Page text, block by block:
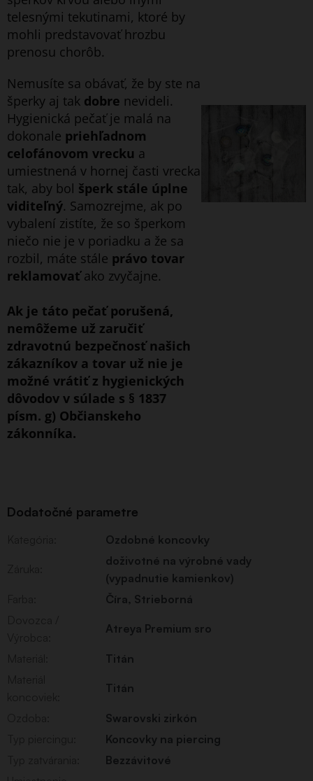
telesnými tekutinami, ktoré by
mohli predstavovať hrozbu
prenosu chorôb.
Nemusíte sa obávať, že by ste na
šperky aj tak dobre nevideli.
Hygienická pečať je malá na
dokonale priehľadnom
celofánovom vrecku a
umiestnená v hornej časti vrecka
tak, aby bol šperk stále úplne
viditeľný. Samozrejme, ak po
vybalení zistíte, že so šperkom
niečo nie je v poriadku a že sa
rozbil, máte stále právo tovar
reklamovaťako zvyčajne.
Ak je táto pečať porušená,
nemôžeme už zaručiť
zdravotnú bezpečnosť našich
zákazníkov a tovar už nie je
možné vrátiť z hygienických
dôvodov v súlade s § 1837
písm. g) Občianskeho
zákonníka.
Dodatočné parametre
Ozdobné koncovky
doživotné na výrobné vady
(vypadnutie kamienkov)
Číra, Strieborná
Atreya Premium sro
Titán
Titán
Swarovski zirkón
Koncovky na piercing
Bezzávitové